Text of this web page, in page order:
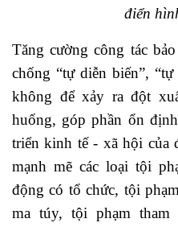
điển
Tăng cường công tác
chống “tự diễn biến”,
không để xảy ra đột
huống, góp phần ổn
triển kinh tế - xã hội của
mạnh mẽ các loại tội
động có tổ chức, tội
ma túy, tội phạm